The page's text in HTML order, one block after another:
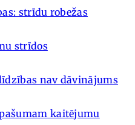
strīdu robežas
strīdos
nav dāvinājums
kaitējumu